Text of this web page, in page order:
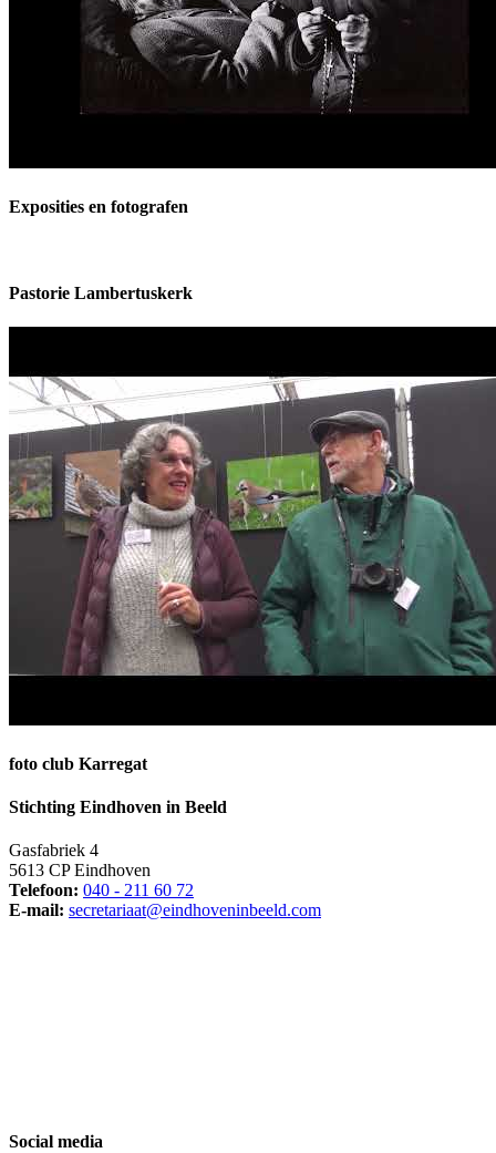
Exposities en fotografen
Pastorie Lambertuskerk
foto club Karregat
Stichting Eindhoven in Beeld
Gasfabriek 4
5613 CP Eindhoven
Telefoon: 040 - 211 60 72
E-mail: secretariaat@eindhoveninbeeld.com
Social media